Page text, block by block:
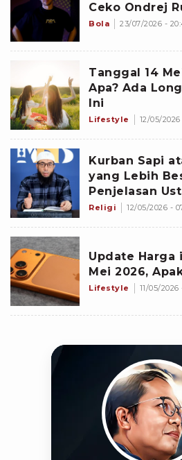
Ceko Ondrej
Bola 23/07/2026 -
Tanggal 14
Apa? Ada
Ini
Lifestyle 12/05/
Kurban Sapi
yang Lebih
Penjelasan
Basalamah
Religi 12/05/2026 -
Update Harga
Mei 2026,
Lifestyle 11/05/2026